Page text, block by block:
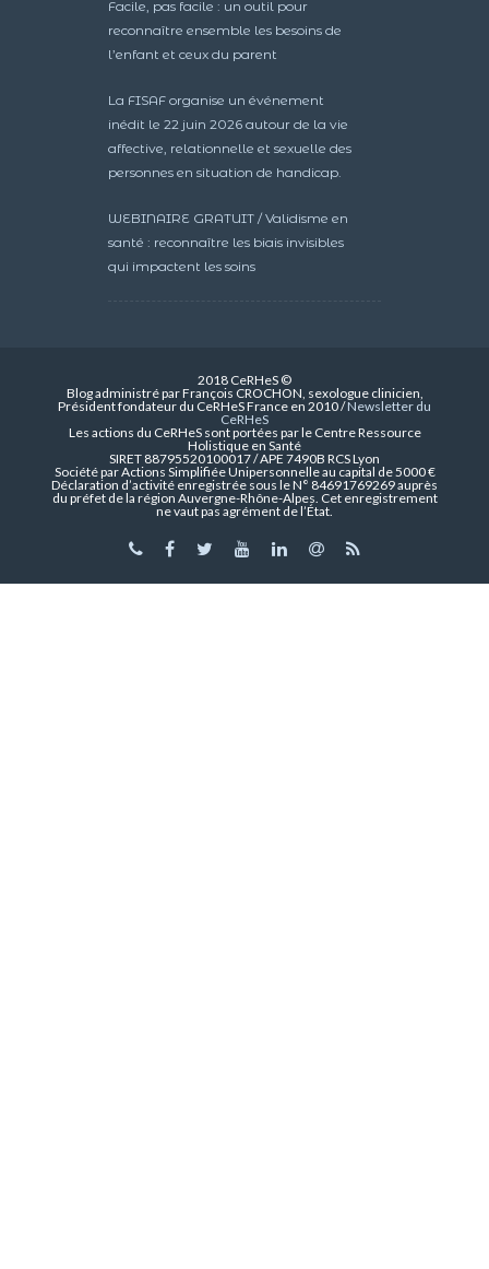
Facile, pas facile : un outil pour
reconnaître ensemble les besoins de
l’enfant et ceux du parent
La FISAF organise un événement
inédit le 22 juin 2026 autour de la vie
affective, relationnelle et sexuelle des
personnes en situation de handicap.
WEBINAIRE GRATUIT / Validisme en
santé : reconnaître les biais invisibles
qui impactent les soins
2018 CeRHeS ©
Blog administré par François CROCHON, sexologue clinicien,
Président fondateur du CeRHeS France en 2010 /Newsletter du
CeRHeS
Les actions du CeRHeS sont portées par le Centre Ressource
Holistique en Santé
SIRET 88795520100017 / APE 7490B RCS Lyon
Société par Actions Simplifiée Unipersonnelle au capital de 5000 €
Déclaration d’activité enregistrée sous le N° 84691769269 auprès
du préfet de la région Auvergne-Rhône-Alpes. Cet enregistrement
ne vaut pas agrément de l’État.